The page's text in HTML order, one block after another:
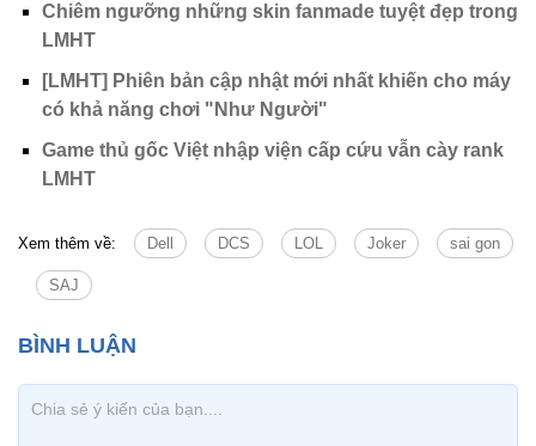
Chiêm ngưỡng những skin fanmade tuyệt đẹp trong
LMHT
[LMHT] Phiên bản cập nhật mới nhất khiến cho máy
có khả năng chơi "Như Người"
Game thủ gốc Việt nhập viện cấp cứu vẫn cày rank
LMHT
Xem thêm về: Dell DCS LOL Joker sai gon
SAJ